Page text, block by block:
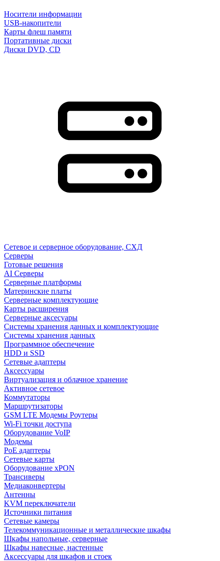
Носители информации
USB-накопители
Карты флеш памяти
Портативные диски
Диски DVD, CD
Сетевое и серверное оборудование, СХД
Cерверы
Готовые решения
AI Серверы
Серверные платформы
Материнские платы
Серверные комплектующие
Карты расширения
Серверные аксесуары
Системы хранения данных и комплектующие
Системы хранения данных
Программное обеспечение
HDD и SSD
Сетевые адаптеры
Аксессуары
Виртуализация и облачное хранение
Активное сетевое
Коммутаторы
Маршрутизаторы
GSM LTE Модемы Роутеры
Wi-Fi точки доступа
Оборудование VoIP
Модемы
PoE адаптеры
Сетевые карты
Оборудование xPON
Трансиверы
Медиаконвертеры
Антенны
KVM переключатели
Источники питания
Сетевые камеры
Телекоммуникационные и металлические шкафы
Шкафы напольные, серверные
Шкафы навесные, настенные
Аксессуары для шкафов и стоек